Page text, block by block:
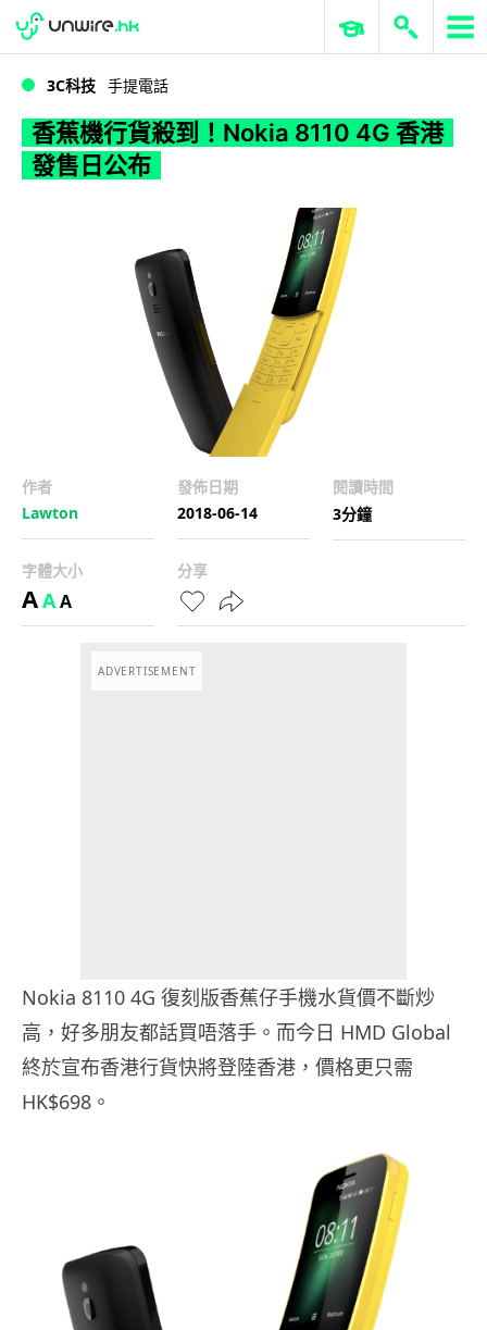
WWDC 2026 ERP 與商業 AI
3C科技 手提電話
香蕉機行貨殺到！Nokia 8110 4G 香港
發售日公布
作者
Lawton
發佈日期
2018-06-14
閱讀時間
3分鐘
字體大小
AAA
分享
ADVERTISEMENT
Nokia 8110 4G 復刻版香蕉仔手機水貨價不斷炒
高，好多朋友都話買唔落手。而今日 HMD Global
終於宣布香港行貨快將登陸香港，價格更只需
HK$698。